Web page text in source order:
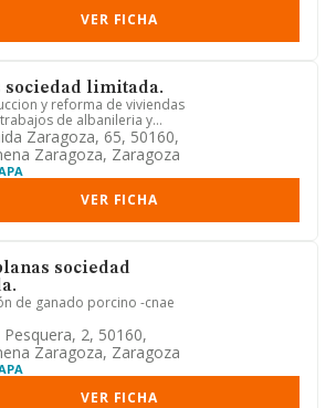
VER FICHA
sociedad limitada.
y reforma de viviendas
de albanileria y
de gremios
Zaragoza, 65, 50160,
Zaragoza, Zaragoza
VER FICHA
sociedad
de ganado porcino -cnae
Pesquera, 2, 50160,
Zaragoza, Zaragoza
VER FICHA